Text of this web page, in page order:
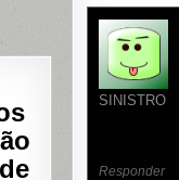
SINISTRO
Responder